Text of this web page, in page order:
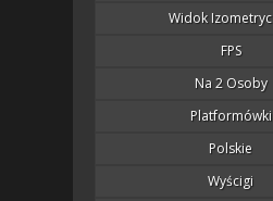
Widok
FPS
Na 2 Osoby
Platformówki
Polskie
Wyścigi